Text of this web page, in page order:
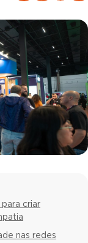
criar
nas redes